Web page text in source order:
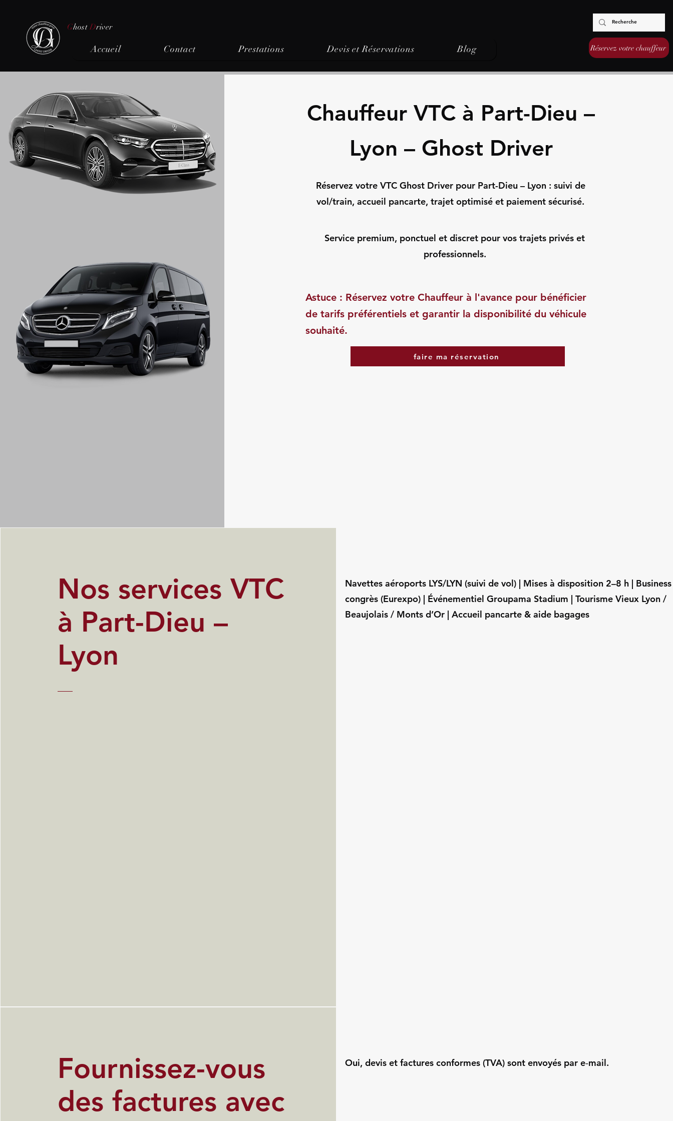
Ghost Driver
Accueil Contact Prestations Devis et Réservations Blog Réservez votre chauffeur
Chauffeur VTC à Part-Dieu –
Lyon – Ghost Driver
Réservez votre VTC Ghost Driver pour Part-Dieu – Lyon : suivi de
vol/train, accueil pancarte, trajet optimisé et paiement sécurisé.
Service premium, ponctuel et discret pour vos trajets privés et
professionnels.
Astuce : Réservez votre Chauffeur à l'avance pour bénéficier
de tarifs préférentiels et garantir la disponibilité du véhicule
souhaité.
faire ma réservation
Nos services VTC
à Part-Dieu –
Lyon
Navettes aéroports LYS/LYN (suivi de vol) | Mises à disposition 2–8 h |
congrès (Eurexpo) | Événementiel Groupama Stadium | Tourisme Vieux Lyon /
Beaujolais / Monts d’Or | Accueil pancarte & aide bagages
Fournissez-vous
des factures avec
Oui, devis et factures conformes (TVA) sont envoyés par e‑mail.